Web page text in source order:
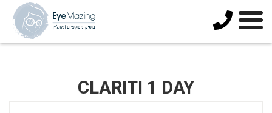
3744678
CLARITI 1 DAY